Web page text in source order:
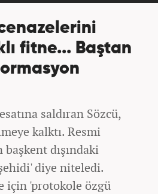
fitne... Baştan
saldıran Sözcü,
kalktı. Resmi
dışındaki
diye niteledi.
için 'protokole özgü